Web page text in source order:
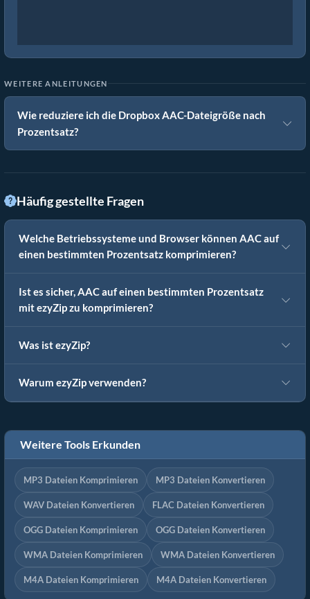
WEITERE ANLEITUNGEN
Wie reduziere ich die Dropbox AAC-Dateigröße nach
Prozentsatz?
Häufig gestellte Fragen
Welche Betriebssysteme und Browser können AAC auf
einen bestimmten Prozentsatz komprimieren?
Ist es sicher, AAC auf einen bestimmten Prozentsatz
mit ezyZip zu komprimieren?
Was ist ezyZip?
Warum ezyZip verwenden?
Weitere Tools Erkunden
MP3 Dateien Komprimieren MP3 Dateien Konvertieren
WAV Dateien Konvertieren FLAC Dateien Konvertieren
OGG Dateien Komprimieren OGG Dateien Konvertieren
WMA Dateien Komprimieren WMA Dateien Konvertieren
M4A Dateien Komprimieren M4A Dateien Konvertieren